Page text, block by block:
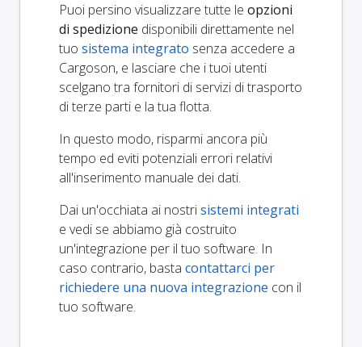
Puoi persino visualizzare tutte le opzioni
di spedizione disponibili direttamente nel
tuo sistema integrato senza accedere a
Cargoson, e lasciare che i tuoi utenti
scelgano tra fornitori di servizi di trasporto
di terze parti e la tua flotta.
In questo modo, risparmi ancora più
tempo ed eviti potenziali errori relativi
all'inserimento manuale dei dati.
Dai un'occhiata ai nostrisistemi integrati
e vedi se abbiamo già costruito
un'integrazione per il tuo software. In
caso contrario, basta contattarci per
richiedere una nuova integrazione con il
tuo software.